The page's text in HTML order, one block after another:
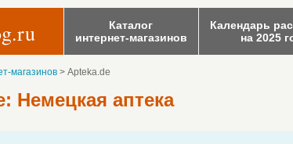
Каталог
интернет-магазинов
Календарь
на 2025
магазинов > Apteka.de
Немецкая аптека